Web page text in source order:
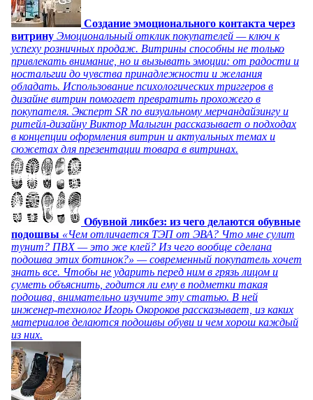
Создание эмоционального контакта через
витрину Эмоциональный отклик покупателей — ключ к
успеху розничных продаж. Витрины способны не только
привлекать внимание, но и вызывать эмоции: от радости и
ностальгии до чувства принадлежности и желания
обладать. Использование психологических триггеров в
дизайне витрин помогает превратить прохожего в
покупателя. Эксперт SR по визуальному мерчандайзингу и
ритейл-дизайну Виктор Малыгин рассказывает о подходах
в концепции оформления витрин и актуальных темах и
сюжетах для презентации товара в витринах.
Обувной ликбез: из чего делаются обувные
подошвы «Чем отличается ТЭП от ЭВА? Что мне сулит
тунит? ПВХ — это же клей? Из чего вообще сделана
подошва этих ботинок?» — современный покупатель хочет
знать все. Чтобы не ударить перед ним в грязь лицом и
суметь объяснить, годится ли ему в подметки такая
подошва, внимательно изучите эту статью. В ней
инженер-технолог Игорь Окороков рассказывает, из каких
материалов делаются подошвы обуви и чем хорош каждый
из них.